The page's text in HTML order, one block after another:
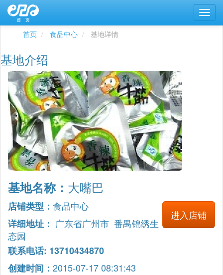
首页 食品中心 基地详情
基地介绍
基地名称： 大嘴巴
店铺类型： 食品中心
进入店铺
详细地址： 广东省广州市 番禺锦绣生
态园
联系电话: 13710434870
创建时间： 2015-07-17 08:31:43